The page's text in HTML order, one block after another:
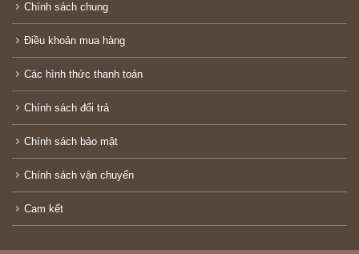
Chính sách chung
Điều khoản mua hàng
Các hình thức thanh toán
Chính sách đổi trả
Chính sách bảo mật
Chính sách vận chuyển
Cam kết